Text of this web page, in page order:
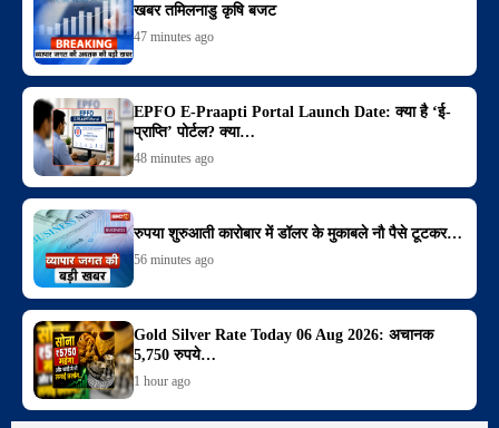
खबर तमिलनाडु कृषि बजट
47 minutes ago
EPFO E-Praapti Portal Launch Date: क्या है ‘ई-
प्राप्ति’ पोर्टल? क्या…
48 minutes ago
रुपया शुरुआती कारोबार में डॉलर के मुकाबले नौ पैसे टूटकर…
56 minutes ago
Gold Silver Rate Today 06 Aug 2026: अचानक
5,750 रुपये…
1 hour ago